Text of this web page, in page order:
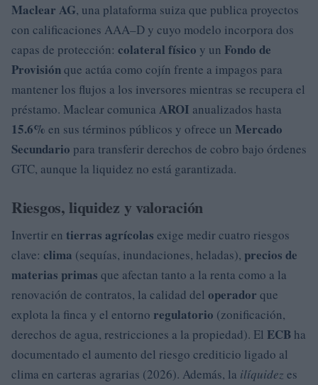
Maclear AG, una plataforma suiza que publica proyectos
con calificaciones AAA–D y cuyo modelo incorpora dos
capas de protección: colateral físico y un Fondo de
Provisiónque actúa como cojín frente a impagos para
mantener los flujos a los inversores mientras se recupera el
préstamo. Maclear comunica AROI anualizados hasta
15.6% en sus términos públicos y ofrece un Mercado
Secundario para transferir derechos de cobro bajo órdenes
GTC, aunque la liquidez no está garantizada.
Riesgos, liquidez y valoración
Invertir en tierras agrícolas exige medir cuatro riesgos
clave: clima (sequías, inundaciones, heladas), precios de
materias primas que afectan tanto a la renta como a la
renovación de contratos, la calidad del operador que
explota la finca y el entorno regulatorio (zonificación,
derechos de agua, restricciones a la propiedad). El ECB ha
documentado el aumento del riesgo crediticio ligado al
clima en carteras agrarias (2026). Además, la ilíquidez es